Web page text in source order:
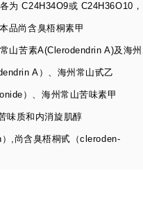
为 C24H34O9或 C24H36O10 ，
品尚含臭梧桐素甲
山苦素A(Clerodendrin A)及海州
A ）、海州常山甙乙
）、海州常山苦味素甲
味质和内消旋肌醇
） ,尚含臭梧桐甙（cleroden-